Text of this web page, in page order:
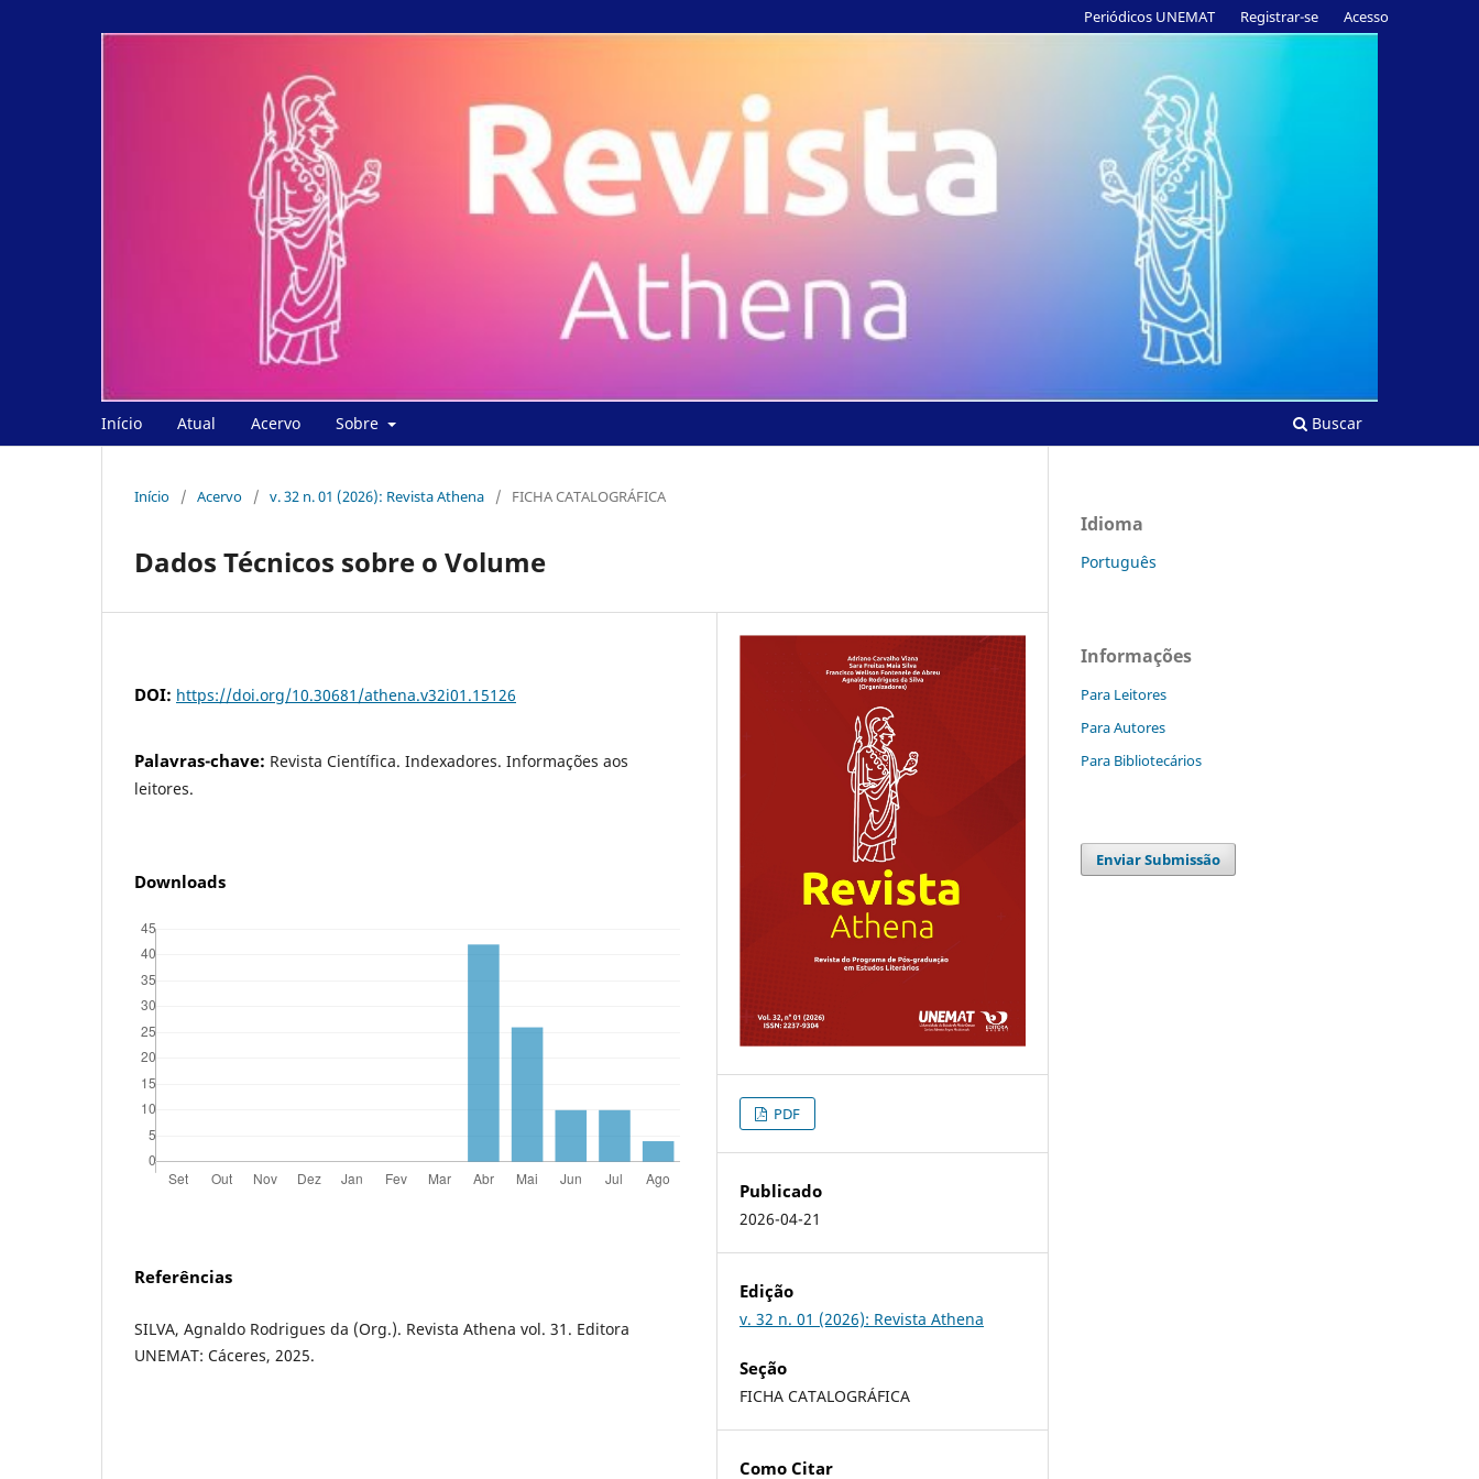
Início Atual Acervo Sobre Buscar
Periódicos UNEMAT Registrar-se Acesso
Início / Acervo / v. 32 n. 01 (2026): Revista Athena / FICHA CATALOGRÁFICA
Dados Técnicos sobre o Volume
DOI: https://doi.org/10.30681/athena.v32i01.15126
Palavras-chave: Revista Científica. Indexadores. Informações aos
leitores.
Downloads
Referências
SILVA, Agnaldo Rodrigues da (Org.). Revista Athena vol. 31. Editora
UNEMAT: Cáceres, 2025.
PDF
Publicado
2026-04-21
Edição
v. 32 n. 01 (2026): Revista Athena
Seção
FICHA CATALOGRÁFICA
Como Citar
Idioma
Português
Informações
Para Leitores
Para Autores
Para Bibliotecários
Enviar Submissão